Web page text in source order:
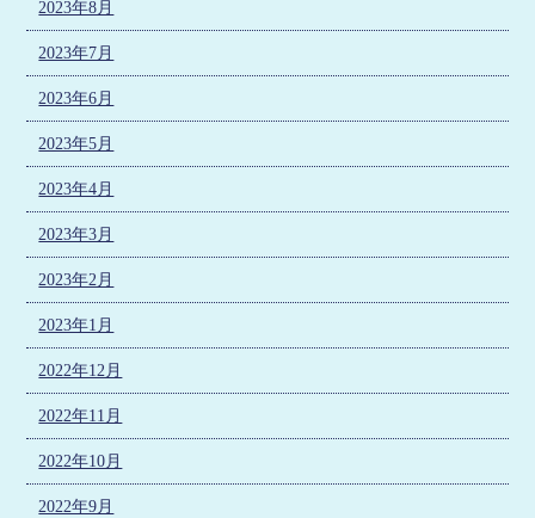
2023年8月
2023年7月
2023年6月
2023年5月
2023年4月
2023年3月
2023年2月
2023年1月
2022年12月
2022年11月
2022年10月
2022年9月